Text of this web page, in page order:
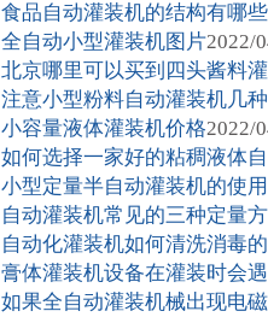
食品自动灌装机的结构有哪
全自动小型灌装机图片2022/
北京哪里可以买到四头酱料
注意小型粉料自动灌装机几
小容量液体灌装机价格2022/
如何选择一家好的粘稠液体
小型定量半自动灌装机的使
自动灌装机常见的三种定量
自动化灌装机如何清洗消毒的
膏体灌装机设备在灌装时会
如果全自动灌装机械出现电